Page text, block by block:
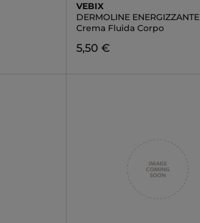
VEBIX
DERMOLINE ENERGIZZANTE
Crema Fluida Corpo
5,50 €